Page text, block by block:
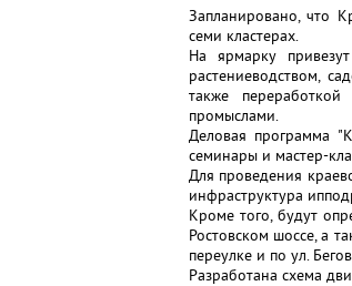
Запланировано, что
семи кластерах.
На ярмарку
растениеводством,
также
промыслами.
Деловая программа
семинары и мастер-
Для проведения
инфраструктура
Кроме того, будут
Ростовском шоссе, а
переулке и по ул.
Разработана схема